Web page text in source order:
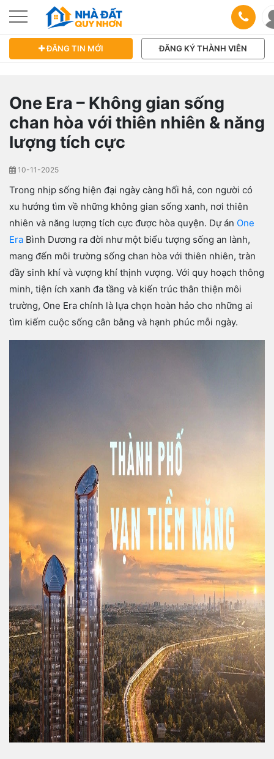
ĐĂNG TIN MỚI ĐĂNG KÝ THÀNH VIÊN
One Era – Không gian sống
chan hòa với thiên nhiên & năng
lượng tích cực
10-11-2025
Trong nhịp sống hiện đại ngày càng hối hả, con người có
xu hướng tìm về những không gian sống xanh, nơi thiên
nhiên và năng lượng tích cực được hòa quyện. Dự án One
Era Bình Dương ra đời như một biểu tượng sống an lành,
mang đến môi trường sống chan hòa với thiên nhiên, tràn
đầy sinh khí và vượng khí thịnh vượng. Với quy hoạch thông
minh, tiện ích xanh đa tầng và kiến trúc thân thiện môi
trường, One Era chính là lựa chọn hoàn hảo cho những ai
tìm kiếm cuộc sống cân bằng và hạnh phúc mỗi ngày.